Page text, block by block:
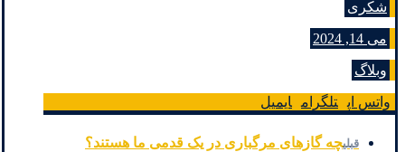
شکری
می 14, 2024
وبلاگ
واتس اپ تلگرام ایمیل
قبلیچه گازهای مرگباری در یک قدمی ما هستند؟